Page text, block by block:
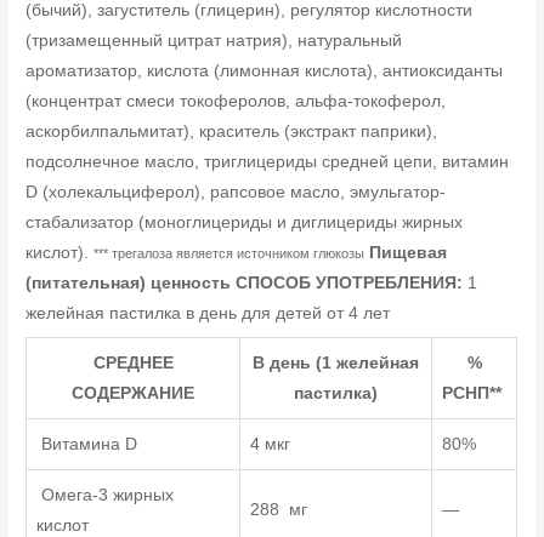
(бычий), загуститель (глицерин), регулятор кислотности
(тризамещенный цитрат натрия), натуральный
ароматизатор, кислота (лимонная кислота), антиоксиданты
(концентрат смеси токоферолов, альфа-токоферол,
аскорбилпальмитат), краситель (экстракт паприки),
подсолнечное масло, триглицериды средней цепи, витамин
D (холекальциферол), рапсовое масло, эмульгатор-
стабализатор (моноглицериды и диглицериды жирных
кислот).*** трегалоза является источником глюкозы
Пищевая
(питательная) ценность СПОСОБ УПОТРЕБЛЕНИЯ: 1
желейная пастилка в день для детей от 4 лет
СРЕДНЕЕ
СОДЕРЖАНИЕ
В день (1 желейная
пастилка)
%
РСНП**
Витамина D 4 мкг 80%
Омега-3 жирных
кислот
288 мг —